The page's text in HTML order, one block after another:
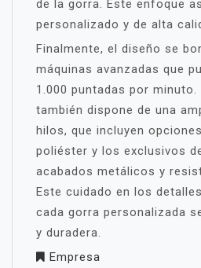
de la gorra. Este enfoque
personalizado y de alta
Finalmente, el diseño se
máquinas avanzadas que
1.000 puntadas por minuto.
también dispone de una
hilos, que incluyen
poliéster y los exclusivos
acabados metálicos y
Este cuidado en los
cada gorra personalizada
y duradera.
Empresa